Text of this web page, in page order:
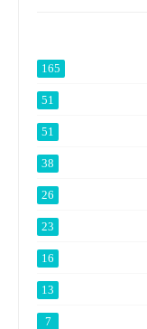
165
51
51
38
26
23
16
13
7